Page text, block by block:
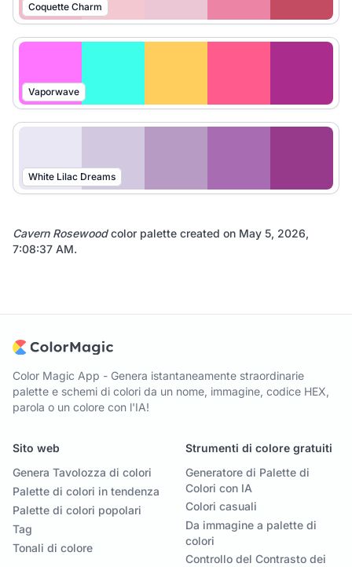
Coquette Charm
Vaporwave
White Lilac Dreams
Cavern Rosewoodcolor palette created on May 5, 2026,
7:08:37 AM.
Color Magic App - Genera istantaneamente straordinarie
palette e schemi di colori da un nome, immagine, codice HEX,
parola o un colore con l'IA!
Sito web
Genera Tavolozza di colori
Palette di colori in tendenza
Palette di colori popolari
Tag
Tonali di colore
Strumenti di colore gratuiti
Generatore di Palette di
Colori con IA
Colori casuali
Da immagine a palette di
colori
Controllo del Contrasto dei